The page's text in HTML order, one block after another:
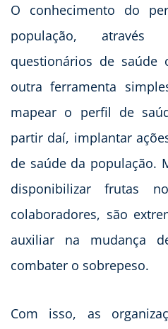
O conhecimento do
população,
questionários de
outra ferramenta
mapear o perfil de
partir daí, implantar
de saúde da população.
disponibilizar frutas
colaboradores, são
auxiliar na mudança
combater o sobrepeso.
Com isso, as